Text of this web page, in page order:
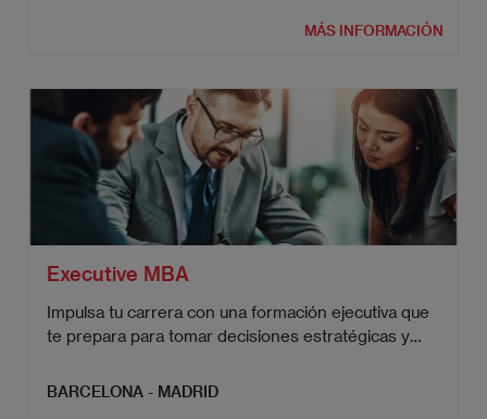
MÁS INFORMACIÓN
Executive MBA
Impulsa tu carrera con una formación ejecutiva que
te prepara para tomar decisiones estratégicas y
BARCELONA - MADRID